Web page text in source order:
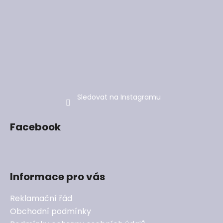
Sledovat na Instagramu
Facebook
Informace pro vás
Reklamační řád
Obchodní podmínky